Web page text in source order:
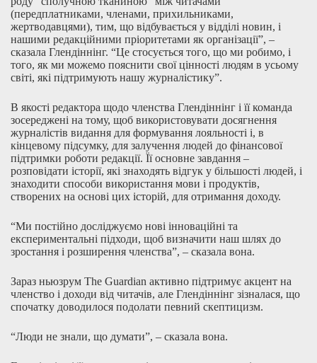
(передплатниками, членами, прихильниками,
жертводавцями), тим, що відбувається у відділі новин, і
нашими редакційними пріоритетами як організації”, –
сказала Глендіннінг. “Це стосується того, що ми робимо, і
того, як ми можемо пояснити свої цінності людям в усьому
світі, які підтримують нашу журналістику”.
В якості редактора щодо членства Глендіннінг і її команда
зосереджені на тому, щоб використовувати досягнення
журналістів видання для формування лояльності і, в
кінцевому підсумку, для залучення людей до фінансової
підтримки роботи редакції. Її основне завдання –
розповідати історії, які знаходять відгук у більшості людей, і
знаходити способи використання мови і продуктів,
створених на основі цих історій, для отримання доходу.
“Ми постійно досліджуємо нові інноваційні та
експериментальні підходи, щоб визначити наш шлях до
зростання і розширення членства”, – сказала вона.
Зараз ньюзрум The Guardian активно підтримує акцент на
членство і доходи від читачів, але Глендіннінг зізналася, що
спочатку доводилося подолати певний скептицизм.
“Люди не знали, що думати”, – сказала вона.